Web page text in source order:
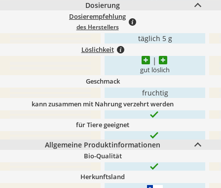
Dosierung
Dosierempfehlung
des Herstellers
täglich 5 g
Löslichkeit
gut löslich
Geschmack
fruchtig
kann zusammen mit Nahrung verzehrt werden
für Tiere geeignet
Allgemeine Produktinformationen
Bio-Qualität
Herkunftsland